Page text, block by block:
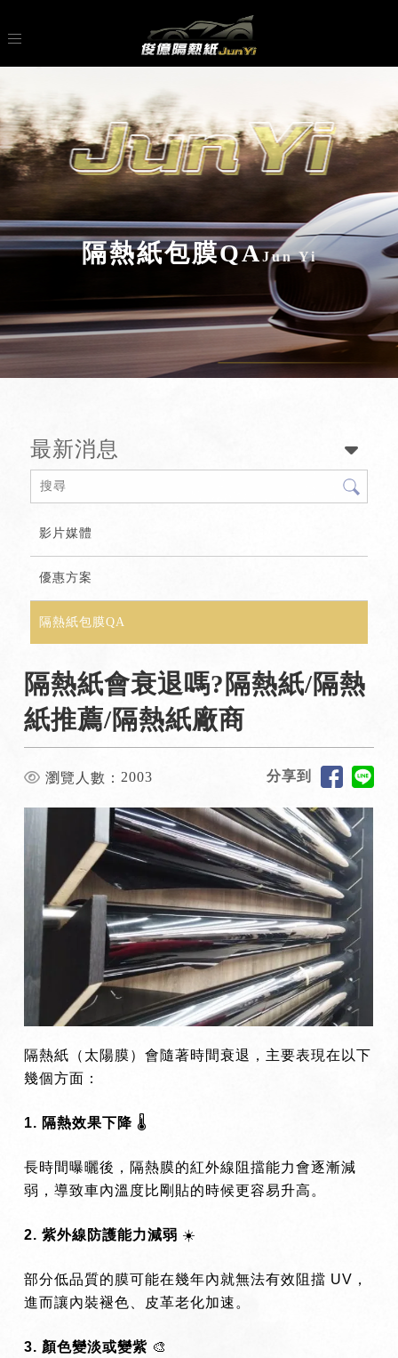
隔熱紙包膜QA
最新消息
影片媒體
優惠方案
隔熱紙包膜QA
隔熱紙會衰退嗎?隔熱紙/隔熱
紙推薦/隔熱紙廠商
分享到
瀏覽人數： 2003
隔熱紙（太陽膜）會隨著時間衰退，主要表現在以下
幾個方面：
1. 隔熱效果下降 🌡
長時間曝曬後，隔熱膜的紅外線阻擋能力會逐漸減
弱，導致車內溫度比剛貼的時候更容易升高。
2. 紫外線防護能力減弱 ☀
部分低品質的膜可能在幾年內就無法有效阻擋 UV，
進而讓內裝褪色、皮革老化加速。
3. 顏色變淡或變紫 🎨